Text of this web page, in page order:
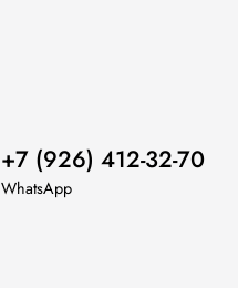
+7 (926) 412-32-70
WhatsApp